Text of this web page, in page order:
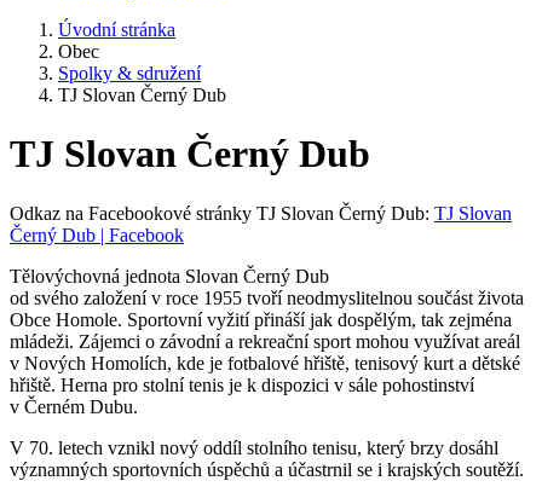
Úvodní stránka
Obec
Spolky & sdružení
TJ Slovan Černý Dub
TJ Slovan Černý Dub
Odkaz na Facebookové stránky TJ Slovan Černý Dub: TJ Slovan
Černý Dub | Facebook
Tělovýchovná jednota Slovan Černý Dub
od svého založení v roce 1955 tvoří neodmyslitelnou součást života
Obce Homole. Sportovní vyžití přináší jak dospělým, tak zejména
mládeži. Zájemci o závodní a rekreační sport mohou využívat areál
v Nových Homolích, kde je fotbalové hřiště, tenisový kurt a dětské
hřiště. Herna pro stolní tenis je k dispozici v sále pohostinství
v Černém Dubu.
V 70. letech vznikl nový oddíl stolního tenisu, který brzy dosáhl
významných sportovních úspěchů a účastrnil se i krajských soutěží.